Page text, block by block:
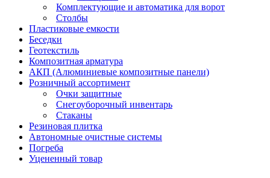
Комплектующие и автоматика для ворот
Столбы
Пластиковые емкости
Беседки
Геотекстиль
Композитная арматура
АКП (Алюминиевые композитные панели)
Розничный ассортимент
Очки защитные
Снегоуборочный инвентарь
Стаканы
Резиновая плитка
Автономные очистные системы
Погреба
Уцененный товар